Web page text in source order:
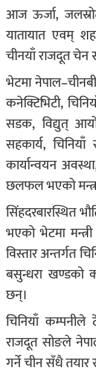
आज ऊर्जा,
यातायात एवम्
चीनयाँ राजदूत चेन
भेटमा
कनेक्टिभिटी,
सडक, विद्युत्
सहकार्य,
कार्यान्वयन
छलफल भएको
सिंहदरबारस्थित
भएको भेटमा
विस्तार अन्तर्गत
बसुन्धरा खण्डको
छन्।
चिनियाँ
राजदूत सोङले
गर्ने चीन सँधै